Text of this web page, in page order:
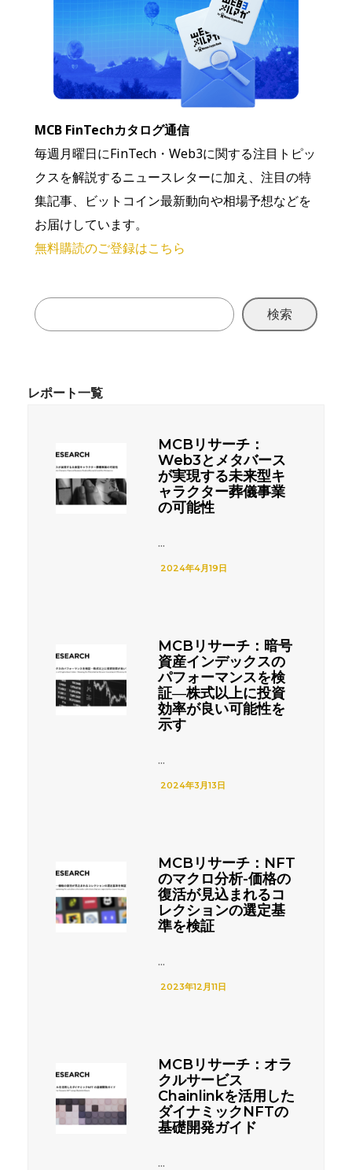
MCB FinTechカタログ通信
毎週月曜日にFinTech・Web3に関する注目トピッ
クスを解説するニュースレターに加え、注目の特
集記事、ビットコイン最新動向や相場予想などを
お届けしています。
無料購読のご登録はこちら
検索
MCBリサーチ：
Web3とメタバース
が実現する未来型キ
ャラクター葬儀事業
の可能性
...
2024年4月19日
MCBリサーチ：暗号
資産インデックスの
パフォーマンスを検
証―株式以上に投資
効率が良い可能性を
示す
...
2024年3月13日
MCBリサーチ：NFT
のマクロ分析-価格の
復活が見込まれるコ
レクションの選定基
準を検証
...
2023年12月11日
MCBリサーチ：オラ
クルサービス
Chainlinkを活用した
ダイナミックNFTの
基礎開発ガイド
...